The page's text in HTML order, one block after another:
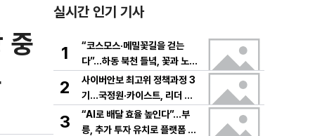
중
실시간 인기 기사
1
“코스모스·메밀꽃길을 걷는
다”…하동 북천 들녘, 꽃과 노래
로 물드는 가을의 하루
2
사이버안보 최고위 정책과정 3
기…국정원·카이스트, 리더 안
보역량 키운다
3
“AI로 배달 효율 높인다”…부
릉, 추가 투자 유치로 플랫폼 혁